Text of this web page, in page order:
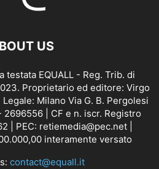
US
testata EQUALL - Reg. Trib. di
Proprietario ed editore: Virgo
Milano Via G. B. Pergolesi
2696556 | CF e n. iscr. Registro
| PEC: retiemedia@pec.net |
interamente versato
contact@equall.it